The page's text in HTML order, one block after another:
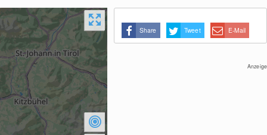
Share Tweet E-Mail
Anzeige